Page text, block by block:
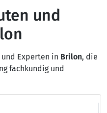
und
und Experten in Brilon, die
fachkundig und